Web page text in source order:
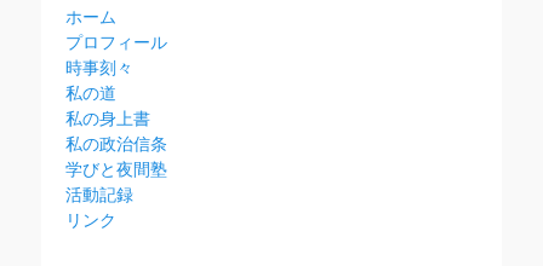
ホーム
プロフィール
時事刻々
私の道
私の身上書
私の政治信条
学びと夜間塾
活動記録
リンク